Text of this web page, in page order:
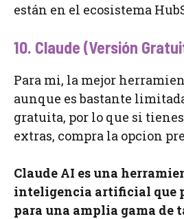
están en el ecosistema
10. Claude (Versión
Para mi, la mejor
aunque es bastante
gratuita, por lo que si
extras, compra la opcion
Claude AI es una
inteligencia artificial que
para una amplia gama de